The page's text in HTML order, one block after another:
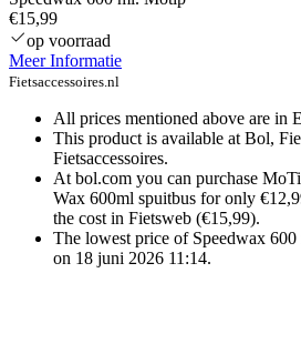
€15,99
op voorraad
Meer Informatie
Fietsaccessoires.nl
All prices mentioned above are in
This product is available at Bol,
Fietsaccessoires.
At bol.com you can purchase
Wax 600ml spuitbus for only
the cost in Fietsweb (€15,99).
The lowest price of Speedwax
on 18 juni 2026 11:14.